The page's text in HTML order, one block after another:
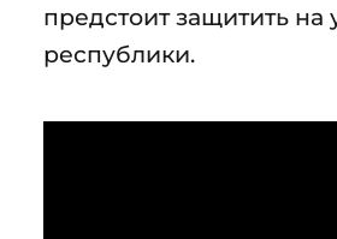
предстоит защитить на
республики.